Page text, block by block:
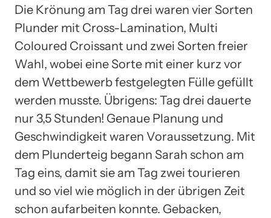
Die Krönung am Tag drei waren vier Sorten
Plunder mit Cross-Lamination, Multi
Coloured Croissant und zwei Sorten freier
Wahl, wobei eine Sorte mit einer kurz vor
dem Wettbewerb festgelegten Fülle gefüllt
werden musste. Übrigens: Tag drei dauerte
nur 3,5 Stunden! Genaue Planung und
Geschwindigkeit waren Voraussetzung. Mit
dem Plunderteig begann Sarah schon am
Tag eins, damit sie am Tag zwei tourieren
und so viel wie möglich in der übrigen Zeit
schon aufarbeiten konnte. Gebacken,